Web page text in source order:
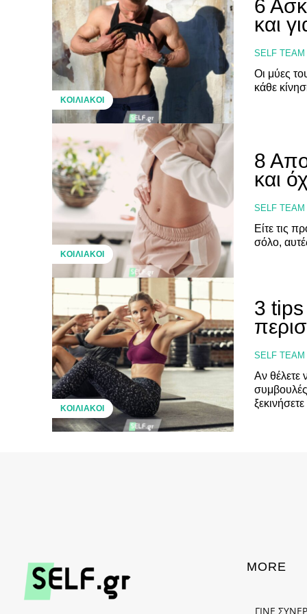
ΚΟΙΛΙΑΚΟΊ
6
και
SELF TEAM
Οι μύες
κάθε
ΚΟΙΛΙΑΚΟΊ
8
και
SELF TEAM
Είτε τις
σόλο,
ΚΟΙΛΙΑΚΟΊ
3 tips
SELF TEAM
Αν θέλετε
MORE
ΓΙΝΕ